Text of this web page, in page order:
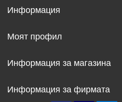
Информация
Моят профил
Информация за магазина
Информация за фирмата